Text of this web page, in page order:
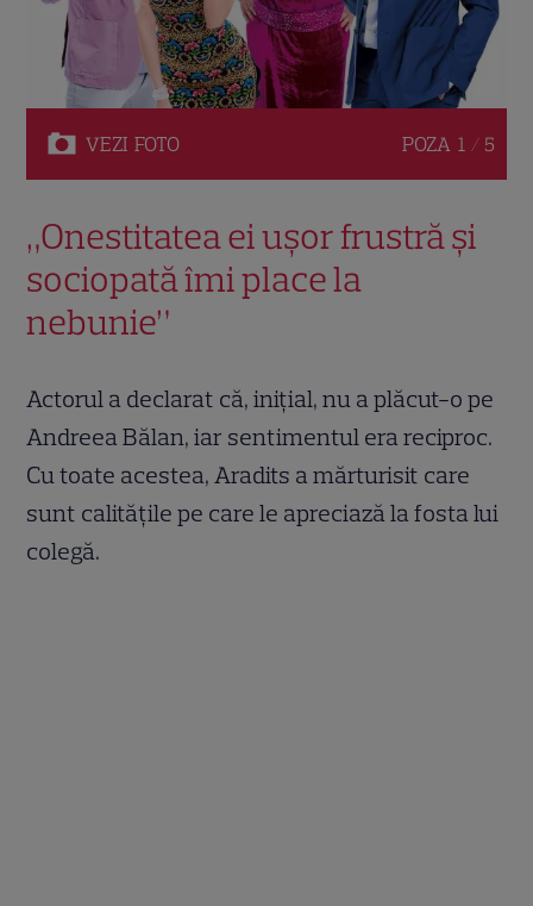
VEZI FOTO POZA 1 / 5
„Onestitatea ei ușor frustră și
sociopată îmi place la
nebunie”
Actorul a declarat că, inițial, nu a plăcut-o pe
Andreea Bălan, iar sentimentul era reciproc.
Cu toate acestea, Aradits a mărturisit care
sunt calitățile pe care le apreciază la fosta lui
colegă.